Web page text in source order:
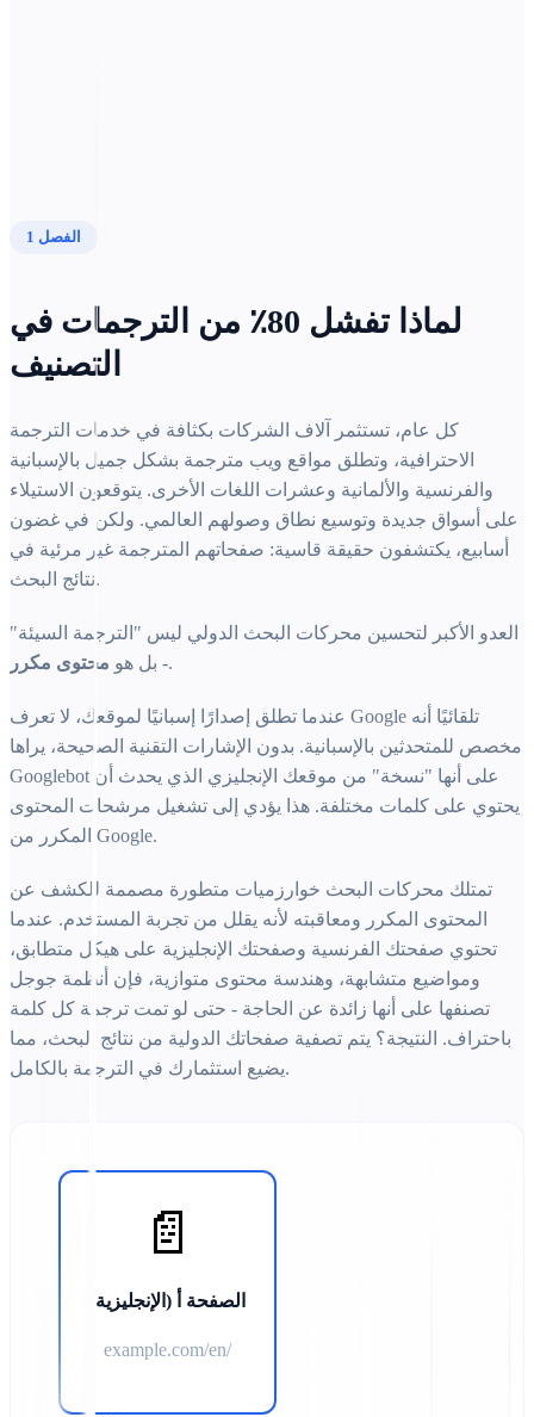
الفصل 1
لماذا تفشل 80٪ من الترجمات في
التصنيف
كل عام، تستثمر آلاف الشركات بكثافة في خدمات الترجمة
الاحترافية، وتطلق مواقع ويب مترجمة بشكل جميل بالإسبانية
والفرنسية والألمانية وعشرات اللغات الأخرى. يتوقعون الاستيلاء
على أسواق جديدة وتوسيع نطاق وصولهم العالمي. ولكن في غضون
أسابيع، يكتشفون حقيقة قاسية: صفحاتهم المترجمة غير مرئية في
نتائج البحث.
العدو الأكبر لتحسين محركات البحث الدولي ليس "الترجمة السيئة"
- بل هو محتوى مكرر .
عندما تطلق إصدارًا إسبانيًا لموقعك، لا تعرف Google تلقائيًا أنه
مخصص للمتحدثين بالإسبانية. بدون الإشارات التقنية الصحيحة، يراها
Googlebot على أنها "نسخة" من موقعك الإنجليزي الذي يحدث أن
يحتوي على كلمات مختلفة. هذا يؤدي إلى تشغيل مرشحات المحتوى
المكرر من Google.
تمتلك محركات البحث خوارزميات متطورة مصممة للكشف عن
المحتوى المكرر ومعاقبته لأنه يقلل من تجربة المستخدم. عندما
تحتوي صفحتك الفرنسية وصفحتك الإنجليزية على هيكل متطابق،
ومواضيع متشابهة، وهندسة محتوى متوازية، فإن أنظمة جوجل
تصنفها على أنها زائدة عن الحاجة - حتى لو تمت ترجمة كل كلمة
باحتراف. النتيجة؟ يتم تصفية صفحاتك الدولية من نتائج البحث، مما
يضيع استثمارك في الترجمة بالكامل.
📄
الصفحة أ (الإنجليزية)
example.com/en/